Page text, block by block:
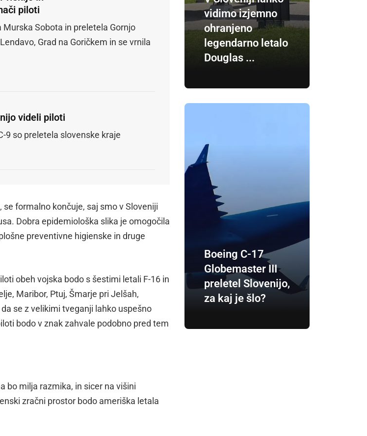
piloti
Murska Sobota in preletela Gornjo
Grad na Goričkem in se vrnila
videli piloti
9 so preletela slovenske kraje
se formalno končuje, saj smo v Sloveniji
Dobra epidemiološka slika je omogočila
preventivne higienske in druge
obeh vojska bodo s šestimi letali F-16 in
Maribor, Ptuj, Šmarje pri Jelšah,
se z velikimi tveganji lahko uspešno
bodo v znak zahvale podobno pred tem
bo milja razmika, in sicer na višini
zračni prostor bodo ameriška letala
vidimo izjemno
ohranjeno
legendarno letalo
Douglas ...
Boeing C-17
Globemaster III
preletel Slovenijo,
za kaj je šlo?